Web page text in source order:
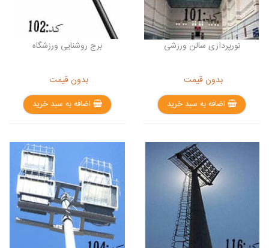
نورپردازی سالن ورزشی
بدون قیمت
اضافه به سبد خرید
برج روشنایی ورزشگاه
بدون قیمت
اضافه به سبد خرید